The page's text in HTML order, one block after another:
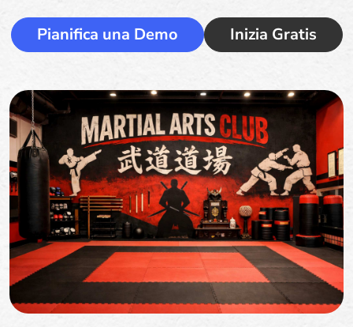
Pianifica una Demo Inizia Gratis